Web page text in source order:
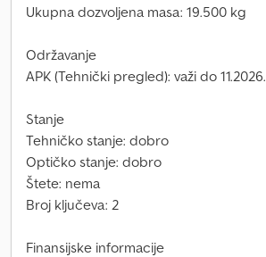
Ukupna dozvoljena masa: 19.500 kg
Održavanje
APK (Tehnički pregled): važi do 11.2026.
Stanje
Tehničko stanje: dobro
Optičko stanje: dobro
Štete: nema
Broj ključeva: 2
Finansijske informacije